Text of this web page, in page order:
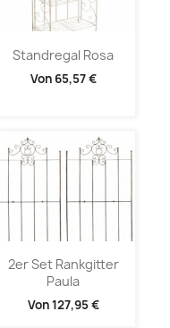
Standregal Rosa
Von 65,57 €
2er Set Rankgitter
Paula
Von127,95 €